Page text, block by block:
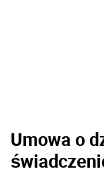
Umowa o